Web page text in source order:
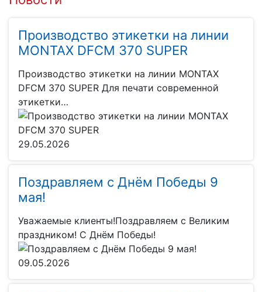
Производство этикетки на линии
MONTAX DFCM 370 SUPER
Производство этикетки на линии MONTAX
DFCM 370 SUPER Для печати современной
этикетки…
29.05.2026
Поздравляем с Днём Победы 9
мая!
Уважаемые клиенты!Поздравляем с Великим
праздником! С Днём Победы!
09.05.2026